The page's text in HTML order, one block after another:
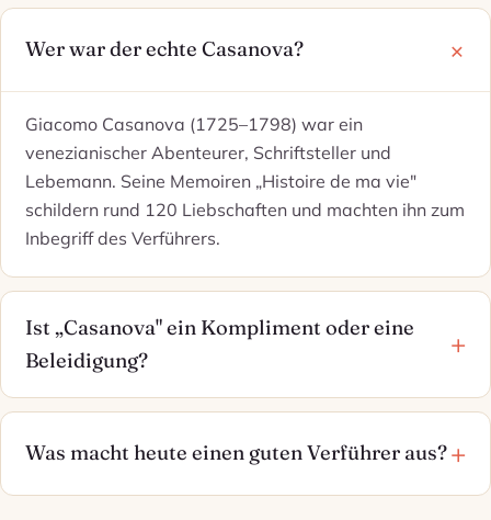
Wer war der echte Casanova?
Giacomo Casanova (1725–1798) war ein
venezianischer Abenteurer, Schriftsteller und
Lebemann. Seine Memoiren „Histoire de ma vie"
schildern rund 120 Liebschaften und machten ihn zum
Inbegriff des Verführers.
Ist „Casanova" ein Kompliment oder eine
Beleidigung?
Was macht heute einen guten Verführer aus?